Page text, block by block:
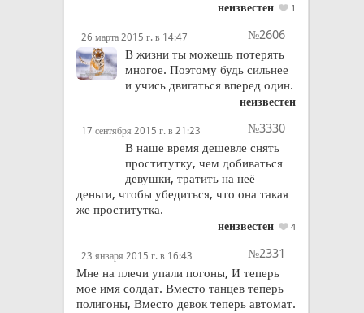
неизвестен 1
26 марта 2015 г. в 14:47
№2606
В жизни ты можешь потерять
многое. Поэтому будь сильнее
и учись двигаться вперед один.
неизвестен
17 сентября 2015 г. в 21:23
№3330
В наше время дешевле снять
проститутку, чем добиваться
девушки, тратить на неё
деньги, чтобы убедиться, что она такая
же проститутка.
неизвестен 4
23 января 2015 г. в 16:43
№2331
Мне на плечи упали погоны, И теперь
мое имя солдат. Вместо танцев теперь
полигоны, Вместо девок теперь автомат.